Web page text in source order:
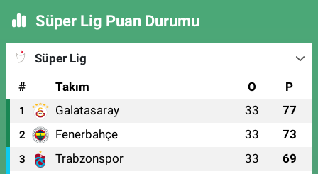
Süper Lig Puan Durumu
Süper Lig
#
Takım O P
1 Galatasaray 33 77
2 Fenerbahçe 33 73
3 Trabzonspor 33 69